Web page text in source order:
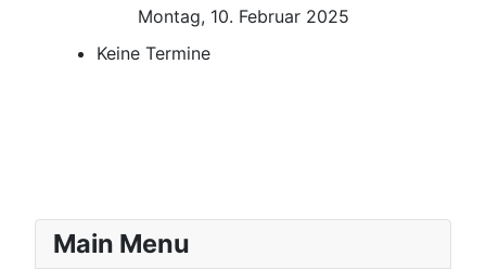
Montag, 10. Februar 2025
Keine Termine
Main Menu